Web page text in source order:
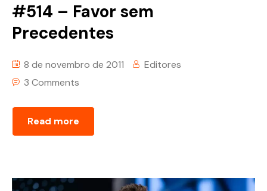
#514 – Favor sem
Precedentes
8 de novembro de 2011
Editores
3 Comments
Read more